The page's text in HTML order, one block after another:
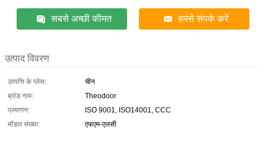
सबसे अच्छी कीमत हमसे संपर्क करें
उत्पाद विवरण
उत्पत्ति के प्लेस:
चीन
ब्रांड नाम:
Theodoor
प्रमाणन:
ISO 9001, ISO14001, CCC
मॉडल संख्या:
एफएम-एलसी